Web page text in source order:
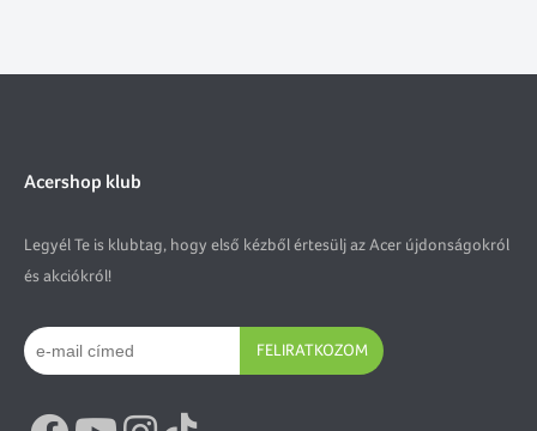
Acershop klub
Legyél Te is klubtag, hogy első kézből értesülj az Acer újdonságokról
és akciókról!
FELIRATKOZOM